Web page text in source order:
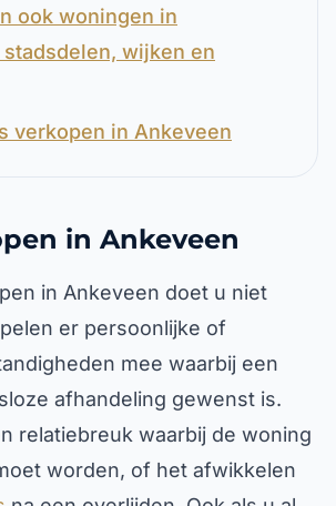
ook woningen in
wijken en
verkopen in Ankeveen
in Ankeveen
in Ankeveen doet u niet
er persoonlijke of
mee waarbij een
afhandeling gewenst is.
relatiebreuk waarbij de woning
worden, of het afwikkelen